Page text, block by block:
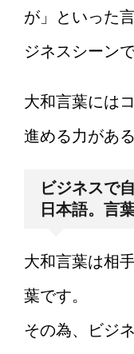
が」といった
ジネスシーン
大和言葉には
進める力があ
ビジネスで
日本語。言
大和言葉は相
葉です。
その為、ビジ